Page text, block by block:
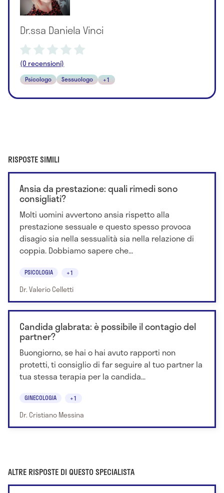
Dr.ssa Daniela Vinci
(0 recensioni)
Psicologo Sessuologo +1
RISPOSTE SIMILI
Ansia da prestazione: quali rimedi sono
consigliati?
Molti uomini avvertono ansia rispetto alla
prestazione sessuale e questo spesso provoca
disagio sia nella sessualità sia nella relazione di
coppia. Dobbiamo sapere che...
PSICOLOGIA +1
Dr. Valerio Celletti
Candida glabrata: è possibile il contagio del
partner?
Buongiorno, se hai o hai avuto rapporti non
protetti, ti consiglio di far seguire al tuo partner la
tua stessa terapia per la candida...
GINECOLOGIA +1
Dr. Cristiano Messina
ALTRE RISPOSTE DI QUESTO SPECIALISTA